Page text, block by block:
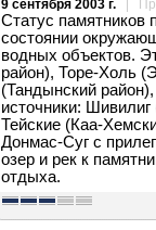
9 сентября 2003 г. |
Статус памятников
состоянии
водных объектов.
район), Торе-Холь
(Тандынский
источники:
Тейские (Каа-
Донмас-Суг с
озер и рек к
отдыха.